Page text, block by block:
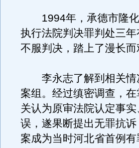
1994年，承德市隆化
执行法院判决罪判处三
不服判决，踏上了漫长而
李永志了解到相关情
案组。经过缜密调查，
关认为原审法院认定事
误，遂果断提出无罪抗
案成为当时河北省首例